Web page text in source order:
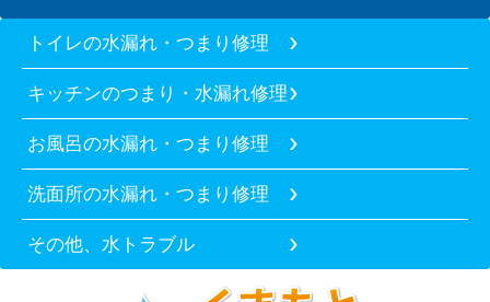
トイレの水漏れ・つまり修理
キッチンのつまり・水漏れ修理
お風呂の水漏れ・つまり修理
洗面所の水漏れ・つまり修理
その他、水トラブル